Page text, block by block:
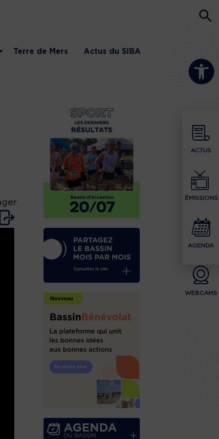
Ouvrir la
ACTUS
ÉMISSIONS
AGENDA
WEBCAMS
Terre de Mers Actus du SIBA